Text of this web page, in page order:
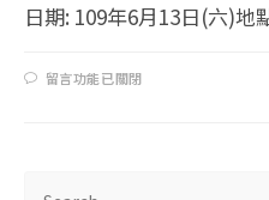
日期: 109年6月13日(六)地
留言功能已關閉